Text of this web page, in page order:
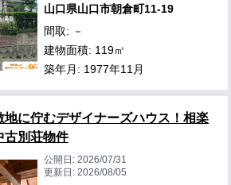
山口県山口市朝倉町11-19
間取: －
建物面積: 119㎡
築年月: 1977年11月
地に佇むデザイナーズハウス！相楽
古別荘物件
公開日:2026/07/31
更新日:2026/08/05